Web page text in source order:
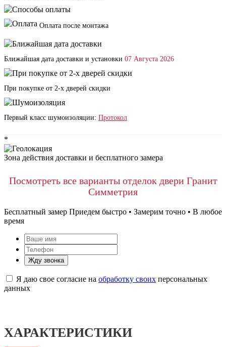
Оплата после монтажа
Ближайшая дата доставки и установки 07 Августа 2026
При покупке от 2-х дверей скидки
Первый класс шумоизоляции: Протокол
*
Зона действия доставки и бесплатного замера
Посмотреть все варианты отделок двери Гранит
Симметрия
Бесплатный замер Приедем быстро • Замерим точно • В любое
время
Жду звонка
Я даю свое согласие на обработку своих персональных
данных
ХАРАКТЕРИСТИКИ